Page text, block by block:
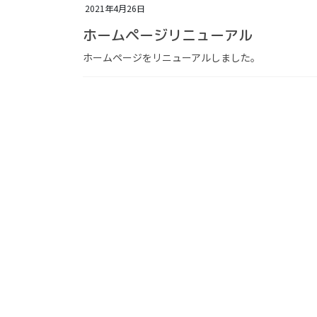
2021年4月26日
ホームページリニューアル
ホームページをリニューアルしました。